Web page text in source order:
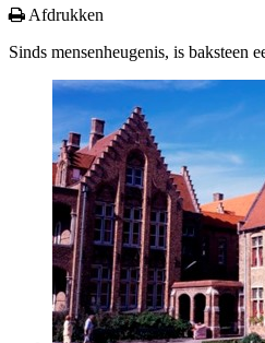
Afdrukken
Sinds mensenheugenis, is baksteen